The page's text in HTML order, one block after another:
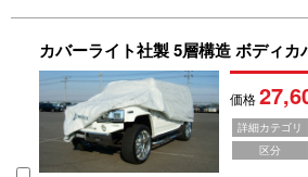
カバーライト社製 5層構造 ボディカ
価格
詳細カテゴリ
区分